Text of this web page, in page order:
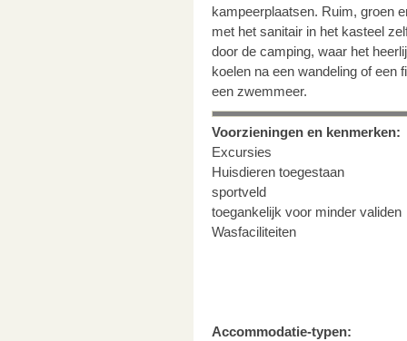
kampeerplaatsen. Ruim, groen
met het sanitair in het kasteel
door de camping, waar het
koelen na een wandeling of een
een zwemmeer.
Voorzieningen en kenmerken:
Excursies
Huisdieren toegestaan
sportveld
toegankelijk voor minder validen
Wasfaciliteiten
Accommodatie-typen: